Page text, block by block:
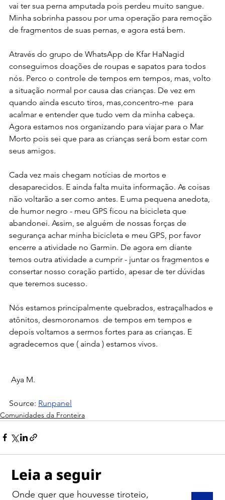
Leia a seguir
Onde quer que houvesse tiroteio,
vai ter sua perna amputada pois perdeu muito sangue.
Minha sobrinha passou por uma operação para remoção
de fragmentos de suas pernas, e agora está bem.
Através do grupo de WhatsApp de Kfar HaNagid
conseguimos doações de roupas e sapatos para todos
nós. Perco o controle de tempos em tempos, mas, volto
a situação normal por causa das crianças. De vez em
quando ainda escuto tiros, mas,concentro-me  para
acalmar e entender que tudo vem da minha cabeça.
Agora estamos nos organizando para viajar para o Mar
Morto pois sei que para as crianças será bom estar com
seus amigos.
Cada vez mais chegam notícias de mortos e
desaparecidos. E ainda falta muita informação. As coisas
não voltarão a ser como antes. E uma pequena anedota,
de humor negro - meu GPS ficou na bicicleta que
abandonei. Assim, se alguém de nossas forças de
segurança achar minha bicicleta e meu GPS, por favor
encerre a atividade no Garmin. De agora em diante
temos outra atividade a cumprir - juntar os fragmentos e
consertar nosso coração partido, apesar de ter dúvidas
que teremos sucesso.
Nós estamos principalmente quebrados, estraçalhados e
atônitos, desmoronamos  de tempos em tempos e
depois voltamos a sermos fortes para as crianças. E
agradecemos que ( ainda ) estamos vivos.
Aya M.
Source: Runpanel
Comunidades da Fronteira